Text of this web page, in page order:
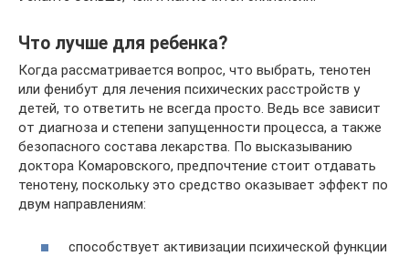
Что лучше для ребенка?
Когда рассматривается вопрос, что выбрать, тенотен
или фенибут для лечения психических расстройств у
детей, то ответить не всегда просто. Ведь все зависит
от диагноза и степени запущенности процесса, а также
безопасного состава лекарства. По высказыванию
доктора Комаровского, предпочтение стоит отдавать
тенотену, поскольку это средство оказывает эффект по
двум направлениям:
способствует активизации психической функции